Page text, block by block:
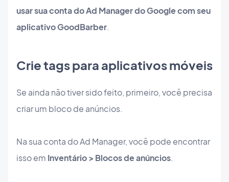
usar sua conta do Ad Manager do Google com seu
aplicativo GoodBarber.
Crie tags para aplicativos móveis
Se ainda não tiver sido feito, primeiro, você precisa
criar um bloco de anúncios.
Na sua conta do Ad Manager, você pode encontrar
isso em Inventário > Blocos de anúncios.